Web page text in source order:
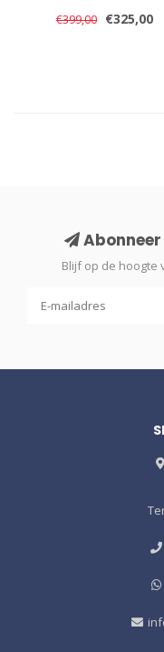
€399,00 €325,00
Abonneer
Blijf op de hoogte